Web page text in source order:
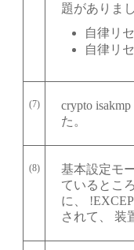
題がありま
自律リ
自律リ
(7)
crypto
た。
(8)
基本設定モ
ているとこ
に、
されて、 装